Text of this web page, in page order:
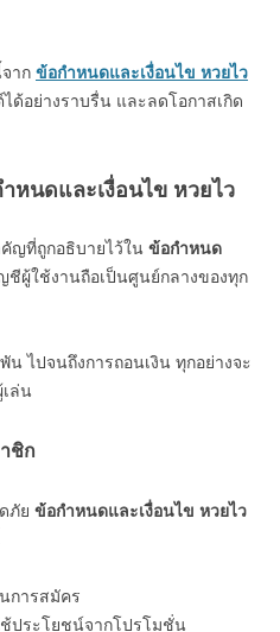
าก ข้อกำหนดและเงื่อนไข หวยไว
ด้อย่างราบรื่น และลดโอกาสเกิด
หนดและเงื่อนไข หวยไว
ญที่ถูกอธิบายไว้ใน ข้อกำหนด
ชีผู้ใช้งานถือเป็นศูนย์กลางของทุก
ไปจนถึงการถอนเงิน ทุกอย่างจะ
ล่น
ชิก
ภัย ข้อกำหนดและเงื่อนไข หวยไว
การสมัคร
ประโยชน์จากโปรโมชั่น